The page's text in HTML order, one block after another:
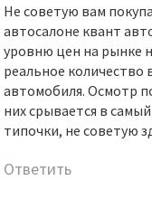
Не советую вам
автосалоне квант
уровню цен на рынке
реальное количество
автомобиля. Осмотр
них срывается в
типочки, не советую
Ответить